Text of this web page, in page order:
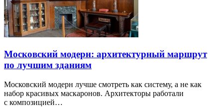
Московский модерн: архитектурный маршрут
по лучшим зданиям
Московский модерн лучше смотреть как систему, а не как
набор красивых маскаронов. Архитекторы работали
с композицией…